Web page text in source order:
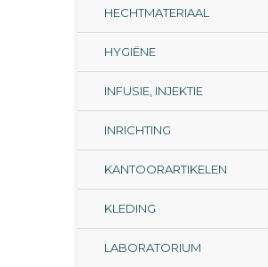
HECHTMATERIAAL
HYGIËNE
INFUSIE, INJEKTIE
INRICHTING
KANTOORARTIKELEN
KLEDING
LABORATORIUM